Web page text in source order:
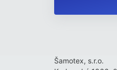
Šamotex, s.r.o.